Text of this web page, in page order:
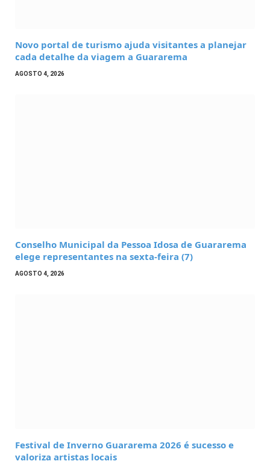
Novo portal de turismo ajuda visitantes a planejar
cada detalhe da viagem a Guararema
AGOSTO 4, 2026
Conselho Municipal da Pessoa Idosa de Guararema
elege representantes na sexta-feira (7)
AGOSTO 4, 2026
Festival de Inverno Guararema 2026 é sucesso e
valoriza artistas locais